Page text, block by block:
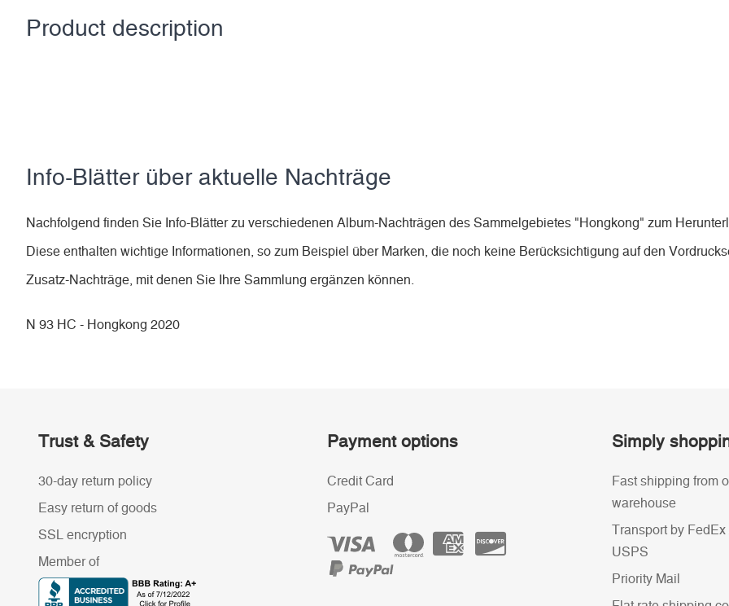
Product description
Info-Blätter über aktuelle Nachträge
Nachfolgend finden Sie Info-Blätter zu verschiedenen Album-Nachträgen des Sammelgebietes "Hongkong" zum
Diese enthalten wichtige Informationen, so zum Beispiel über Marken, die noch keine Berücksichtigung auf den
Zusatz-Nachträge, mit denen Sie Ihre Sammlung ergänzen können.
N 93 HC - Hongkong 2020
Trust & Safety
30-day return policy
Easy return of goods
SSL encryption
Member of
Payment options
Credit Card
PayPal
Simply
Fast shipping from
warehouse
Transport by
USPS
Priority Mail